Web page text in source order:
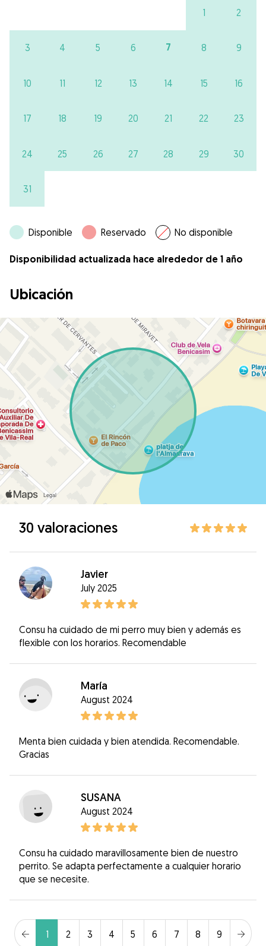
1 2
3 4 5 6 7 8 9
10 11 12 13 14 15 16
17 18 19 20 21 22 23
24 25 26 27 28 29 30
31
Disponible Reservado No disponible
Disponibilidad actualizada hace alrededor de 1 año
Ubicación
30 valoraciones
Javier
July 2025
Consu ha cuidado de mi perro muy bien y además es
flexible con los horarios. Recomendable
María
August 2024
Menta bien cuidada y bien atendida. Recomendable.
Gracias
SUSANA
August 2024
Consu ha cuidado maravillosamente bien de nuestro
perrito. Se adapta perfectamente a cualquier horario
que se necesite.
1 2 3 4 5 6 7 8 9